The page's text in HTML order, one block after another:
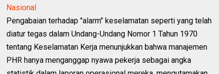
Nasional
Pengabaian terhadap "alarm" keselamatan seperti yang telah
diatur tegas dalam Undang-Undang Nomor 1 Tahun 1970
tentang Keselamatan Kerja menunjukkan bahwa manajemen
PHR hanya menganggap nyawa pekerja sebagai angka